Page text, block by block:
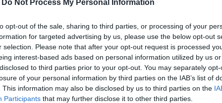
Do Not Process My Personal Information
opt-out of the sale, sharing to third parties, or processing of your
for targeted advertising by us, please use the below opt-out
selection. Please note that after your opt-out request is processed
interest-based ads based on personal information utilized by us
to third parties prior to your opt-out. You may separately
of your personal information by third parties on the IAB’s list of
This information may also be disclosed by us to third parties on the
Participants that may further disclose it to other third parties.
2 500 pas par jour, ce qui est très peu, vous
a montré que 7 000 pas quotidiens
de près de 50 %."
POURQUOI
AU MIEL À JEUN?
Dans cet article,
allons partager ...